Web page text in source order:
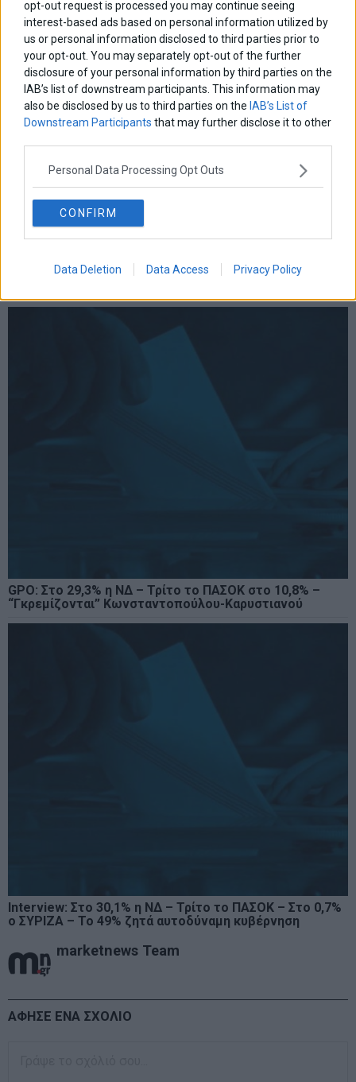
opt-out request is processed you may continue seeing
interest-based ads based on personal information utilized by
us or personal information disclosed to third parties prior to
your opt-out. You may separately opt-out of the further
disclosure of your personal information by third parties on the
IAB’s list of downstream participants. This information may
also be disclosed by us to third parties on the IAB’s List of
Downstream Participants that may further disclose it to other
Personal Data Processing Opt Outs
CONFIRM
Data Deletion Data Access Privacy Policy
Interview: Στο 26,8% η ΝΔ – Τρίτο το ΠΑΣΟΚ με 10,1% –
GPO: Στο 29,3% η ΝΔ – Τρίτο το ΠΑΣΟΚ στο 10,8% –
“Γκρεμίζονται” Κωνσταντοπούλου-Καρυστιανού
Interview: Στο 30,1% η ΝΔ – Τρίτο το ΠΑΣΟΚ – Στο 0,7%
ο ΣΥΡΙΖΑ – Το 49% ζητά αυτοδύναμη κυβέρνηση
marketnews Team
ΑΦΗΣΕ ΕΝΑ ΣΧΟΛΙΟ